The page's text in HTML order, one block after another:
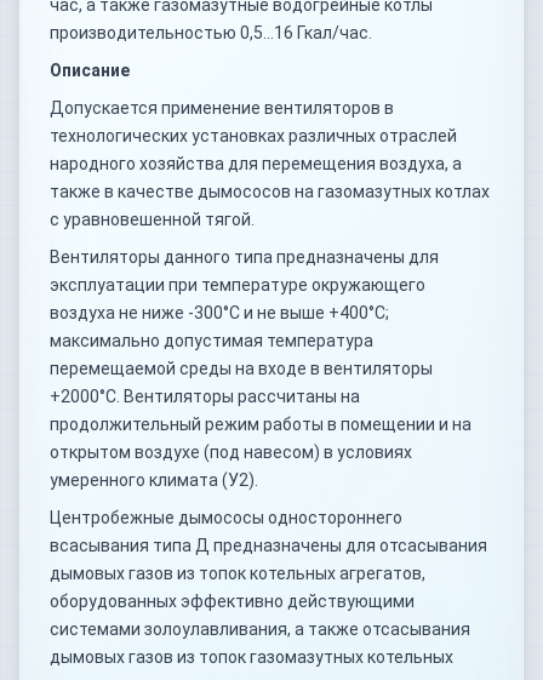
час, а также газомазутные водогрейные котлы
производительностью 0,5…16 Гкал/час.
Описание
Допускается применение вентиляторов в
технологических установках различных отраслей
народного хозяйства для перемещения воздуха, а
также в качестве дымососов на газомазутных котлах
с уравновешенной тягой.
Вентиляторы данного типа предназначены для
эксплуатации при температуре окружающего
воздуха не ниже -300°С и не выше +400°С;
максимально допустимая температура
перемещаемой среды на входе в вентиляторы
+2000°С. Вентиляторы рассчитаны на
продолжительный режим работы в помещении и на
открытом воздухе (под навесом) в условиях
умеренного климата (У2).
Центробежные дымососы одностороннего
всасывания типа Д предназначены для отсасывания
дымовых газов из топок котельных агрегатов,
оборудованных эффективно действующими
системами золоулавливания, а также отсасывания
дымовых газов из топок газомазутных котельных